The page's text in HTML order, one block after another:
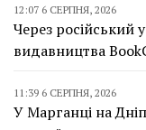
12:07 6 СЕРПНЯ, 2026
Через
видавництва
11:39 6 СЕРПНЯ, 2026
У Марганці на